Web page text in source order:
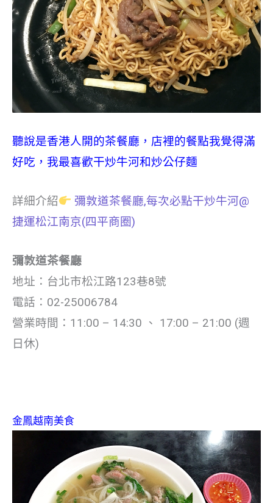
聽說是香港人開的茶餐廳，店裡的餐點我覺得滿
好吃，我最喜歡干炒牛河和炒公仔麵
詳細介紹
彌敦道茶餐廳,每次必點干炒牛河@
捷運松江南京(四平商圈)
彌敦道茶餐廳
地址：台北市松江路123巷8號
電話：02-25006784
營業時間：11:00 – 14:30 、 17:00 – 21:00 (週
日休)
金鳳越南美食